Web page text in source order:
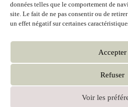
données telles que le comportement de
site. Le fait de ne pas consentir ou de
un effet négatif sur certaines
Accepter
Refuser
Voir les
MIS EN LIGNEENDURANCE